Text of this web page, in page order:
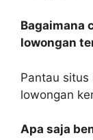
Bagaimana
lowongan
Pantau
lowongan
Apa saja